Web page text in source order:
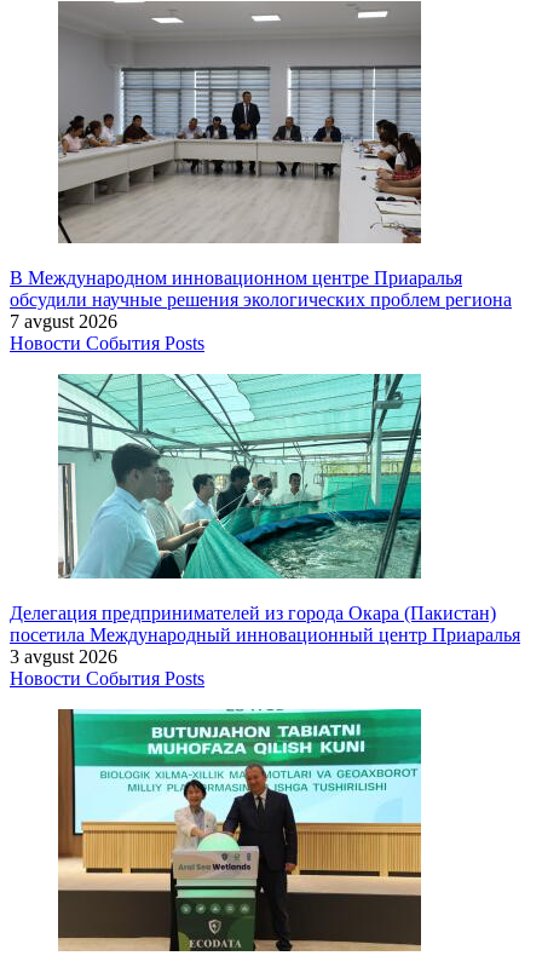
В Международном инновационном центре Приаралья
обсудили научные решения экологических проблем региона
7 avgust 2026
Новости События Posts
Делегация предпринимателей из города Окара (Пакистан)
посетила Международный инновационный центр Приаралья
3 avgust 2026
Новости События Posts